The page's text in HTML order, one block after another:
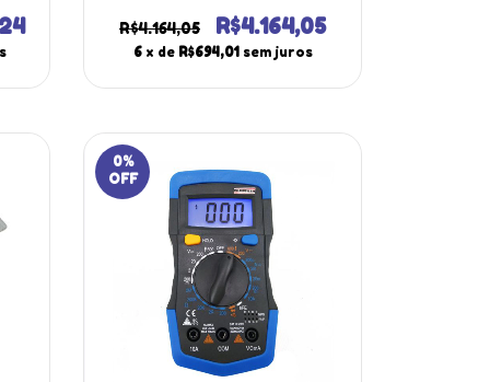
Combustíveis Usb Software
Dg-500 Portátil
R$4.164,05 R$4.164,05
6 x de R$694,01 sem juros
0%
OFF